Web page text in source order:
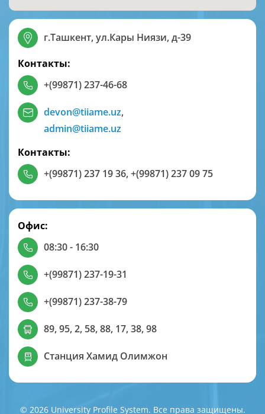
г.Ташкент, ул.Кары Ниязи, д-39
Контакты:
+(99871) 237-46-68
devon@tiiame.uz,
admin@tiiame.uz
Контакты:
+(99871) 237 19 36,+(99871) 237 09 75
Офис:
08:30 - 16:30
+(99871) 237-19-31
+(99871) 237-38-79
89, 95, 2, 58, 88, 17, 38, 98
Станция Хамид Олимжон
© 2026 University Profile System. Все права защищены.